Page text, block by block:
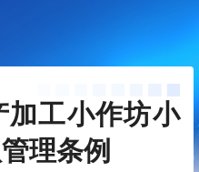
加工小作坊小
理条例